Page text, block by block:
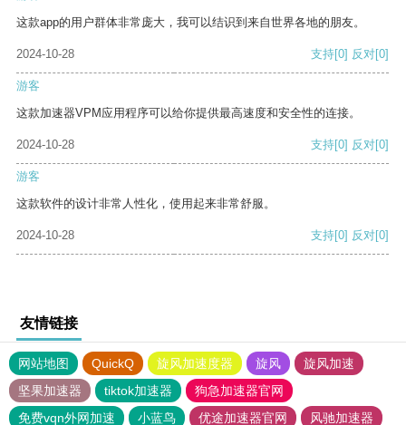
这款app的用户群体非常庞大，我可以结识到来自世界各地的朋友。
2024-10-28 支持[0] 反对[0]
游客
这款加速器VPM应用程序可以给你提供最高速度和安全性的连接。
2024-10-28 支持[0] 反对[0]
游客
这款软件的设计非常人性化，使用起来非常舒服。
2024-10-28 支持[0] 反对[0]
友情链接
网站地图 QuickQ 旋风加速度器 旋风
旋风加速
坚果加速器
tiktok加速器
狗急加速器官网
免费vqn外网加速
小蓝鸟 优途加速器官网 风驰加速器